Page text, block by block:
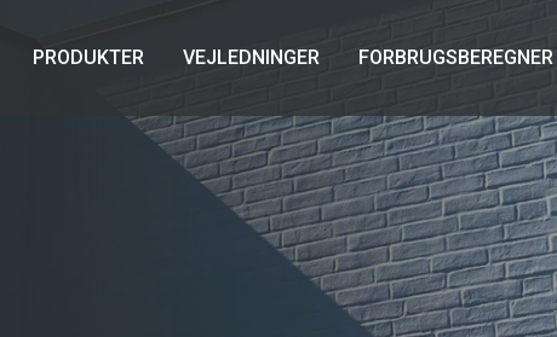
PRODUKTER VEJLEDNINGER FORBRUGSBEREGNER